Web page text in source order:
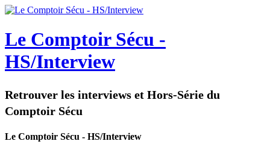
Le Comptoir Sécu -
HS/Interview
Retrouver les interviews et Hors-Série du
Comptoir Sécu
Le Comptoir Sécu - HS/Interview